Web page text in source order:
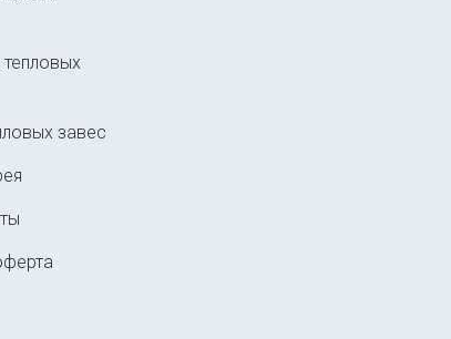
завес